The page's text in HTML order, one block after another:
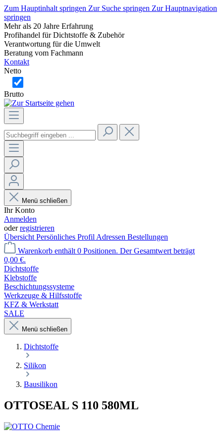
Zum Hauptinhalt springen Zur Suche springen Zur Hauptnavigation
springen
Mehr als 20 Jahre Erfahrung
Profihandel für Dichtstoffe & Zubehör
Verantwortung für die Umwelt
Beratung vom Fachmann
Kontakt
Netto
Brutto
Menü schließen
Ihr Konto
Anmelden
oderregistrieren
Übersicht Persönliches Profil Adressen Bestellungen
Warenkorb enthält 0 Positionen. Der Gesamtwert beträgt
0,00 €.
Dichtstoffe
Klebstoffe
Beschichtungssysteme
Werkzeuge & Hilfsstoffe
KFZ & Werkstatt
SALE
Menü schließen
Dichtstoffe
Silikon
Bausilikon
OTTOSEAL S 110 580ML